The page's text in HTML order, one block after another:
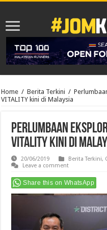
Home / Berita Terkini /
VITALITY kini di Malaysia
Perlumbaan
VITALITY kini di
20/06/2019 Berita Terkini,
Leave a comment
Share this on WhatsApp